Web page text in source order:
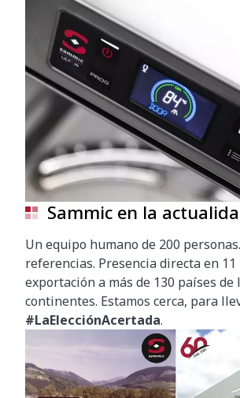
Sammic en la
Un equipo humano de 200
referencias. Presencia directa en 11
exportación a más de 130 países de
continentes. Estamos cerca, para
#LaElecciónAcertada.